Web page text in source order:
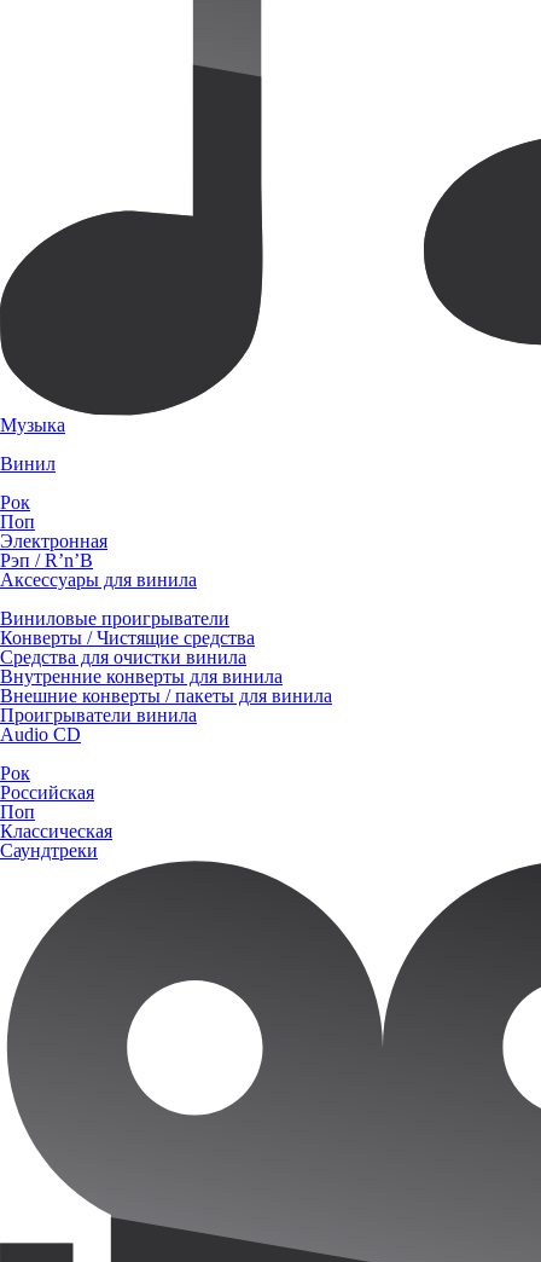
Музыка
Винил
Рок
Поп
Электронная
Рэп / R’n’B
Аксессуары для винила
Виниловые проигрыватели
Конверты / Чистящие средства
Средства для очистки винила
Внутренние конверты для винила
Внешние конверты / пакеты для винила
Проигрыватели винила
Audio CD
Рок
Российская
Поп
Классическая
Саундтреки